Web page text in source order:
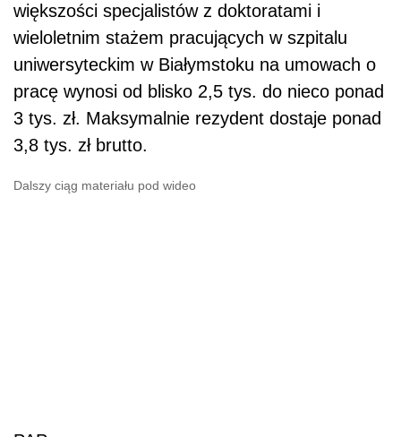
większości specjalistów z doktoratami i
wieloletnim stażem pracujących w szpitalu
uniwersyteckim w Białymstoku na umowach o
pracę wynosi od blisko 2,5 tys. do nieco ponad
3 tys. zł. Maksymalnie rezydent dostaje ponad
3,8 tys. zł brutto.
Dalszy ciąg materiału pod wideo